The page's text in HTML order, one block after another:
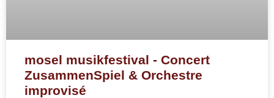
mosel musikfestival - Concert
ZusammenSpiel & Orchestre
improvisé